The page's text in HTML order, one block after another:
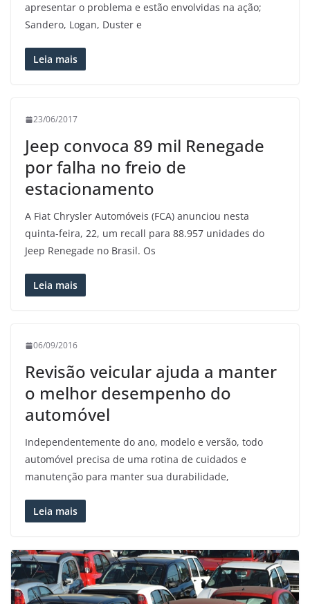
apresentar o problema e estão envolvidas na ação;
Sandero, Logan, Duster e
Leia mais
23/06/2017
Jeep convoca 89 mil Renegade
por falha no freio de
estacionamento
A Fiat Chrysler Automóveis (FCA) anunciou nesta
quinta-feira, 22, um recall para 88.957 unidades do
Jeep Renegade no Brasil. Os
Leia mais
06/09/2016
Revisão veicular ajuda a manter
o melhor desempenho do
automóvel
Independentemente do ano, modelo e versão, todo
automóvel precisa de uma rotina de cuidados e
manutenção para manter sua durabilidade,
Leia mais